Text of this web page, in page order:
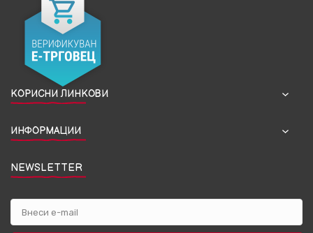
КОРИСНИ ЛИНКОВИ
ИНФОРМАЦИИ
NEWSLETTER